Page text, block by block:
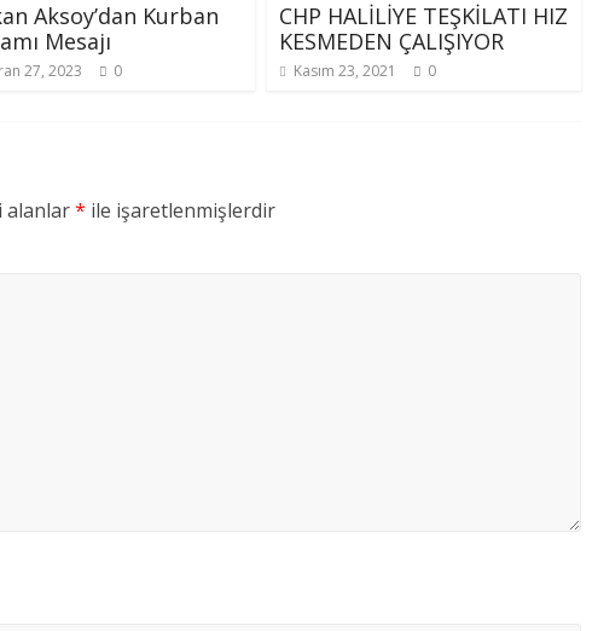
Aksoy’dan Kurban
Mesajı
27, 2023 0
CHP HALİLİYE TEŞKİLATI HIZ
KESMEDEN ÇALIŞIYOR
Kasım 23, 2021 0
alanlar* ile işaretlenmişlerdir